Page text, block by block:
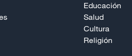
Educación
Salud
Cultura
Religión